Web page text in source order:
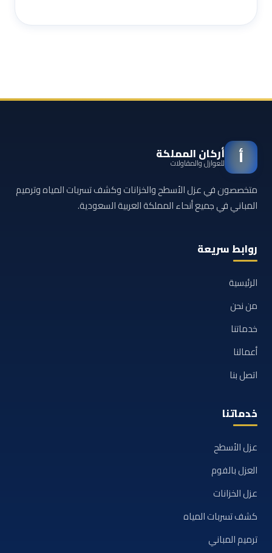
أ أركان المملكة
للعوازل والمقاولات
متخصصون في عزل الأسطح والخزانات وكشف تسربات المياه وترميم
المباني في جميع أنحاء المملكة العربية السعودية.
روابط سريعة
الرئيسية
من نحن
خدماتنا
أعمالنا
اتصل بنا
خدماتنا
عزل الأسطح
العزل بالفوم
عزل الخزانات
كشف تسربات المياه
ترميم المباني